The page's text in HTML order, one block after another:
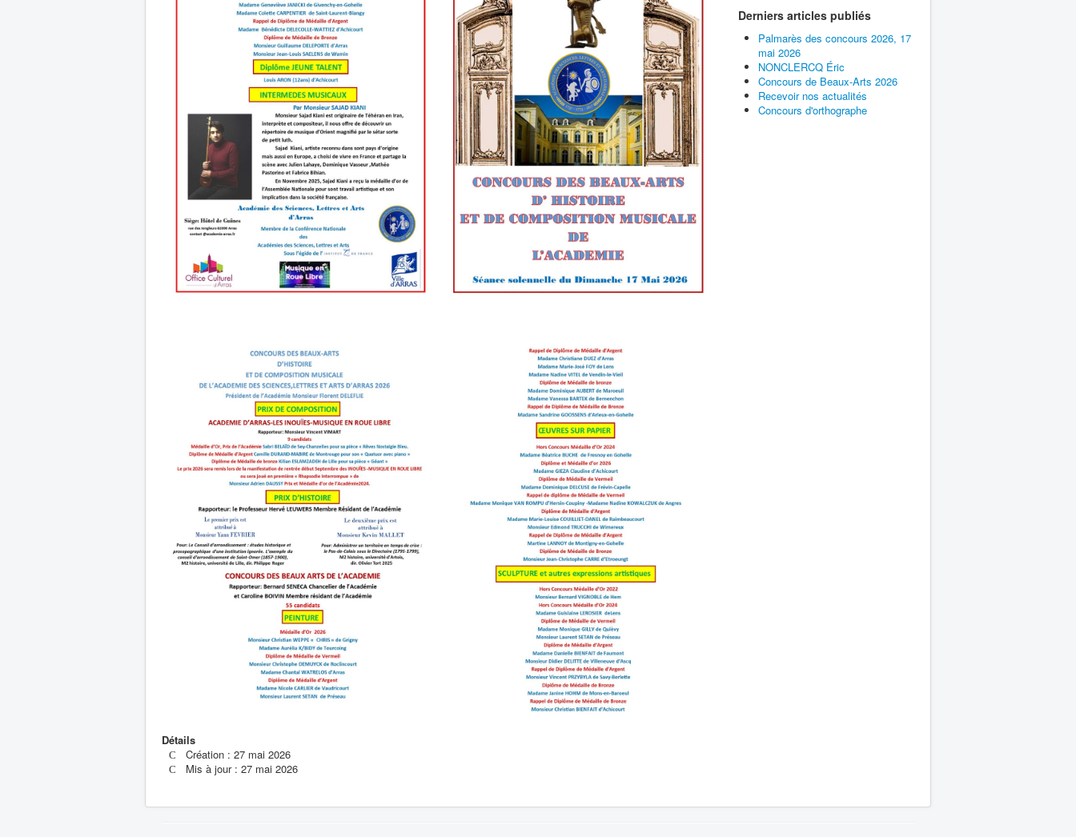
Détails
Création : 27 mai 2026
Mis à jour : 27 mai 2026
Derniers articles publiés
Palmarès des concours 2026, 17
mai 2026
NONCLERCQ Éric
Concours de Beaux-Arts 2026
Recevoir nos actualités
Concours d'orthographe